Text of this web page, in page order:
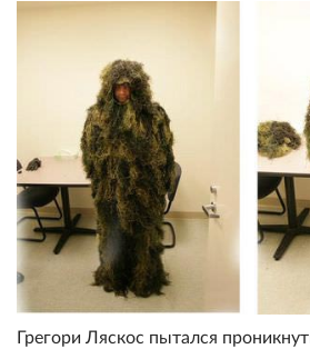
Грегори Ляскос пытался